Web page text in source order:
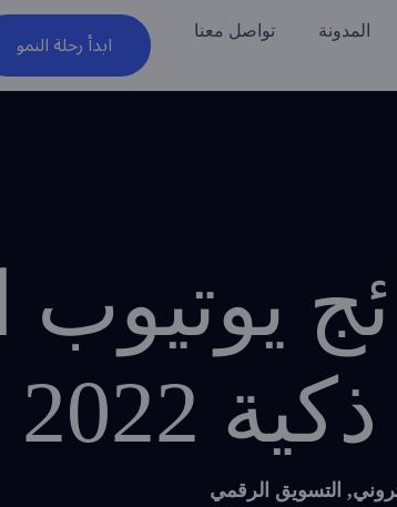
المدونة تواصل معنا ابدأ رحلة النمو
يوتيوب
2022
, التسويق الرقمي